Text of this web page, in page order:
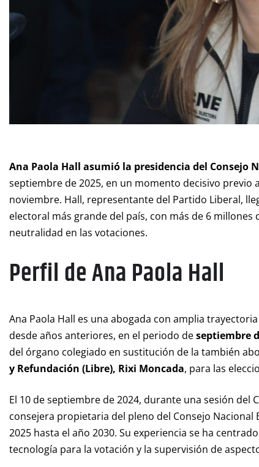
Ana Paola Hall asumió la presidencia del Consejo
septiembre de 2025, en un momento decisivo previo
noviembre. Hall, representante del Partido Liberal,
electoral más grande del país, con más de 6
neutralidad en las votaciones.
Perfil de Ana Paola Hall
Ana Paola Hall es una abogada con amplia
desde años anteriores, en el periodo deseptiembre
del órgano colegiado en sustitución de la también
y Refundación (Libre), Rixi Moncada, para las
El 10 de septiembre de 2024, durante una sesión
consejera propietaria del pleno del Consejo
2025 hasta el año 2030. Su experiencia se ha
tecnología para la votación y la supervisión de